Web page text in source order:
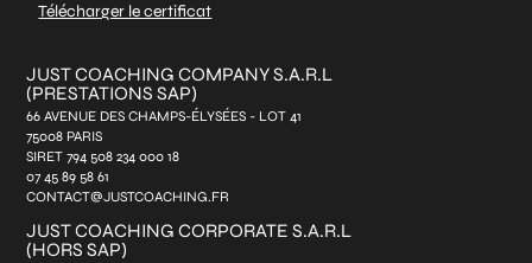
Télécharger le certificat
JUST COACHING COMPANY S.A.R.L
(PRESTATIONS SAP)
66 AVENUE DES CHAMPS-ÉLYSÉES - LOT 41
75008 PARIS
SIRET 794 508 234 000 18
07 45 89 58 61
CONTACT@JUSTCOACHING.FR
JUST COACHING CORPORATE S.A.R.L
(HORS SAP)